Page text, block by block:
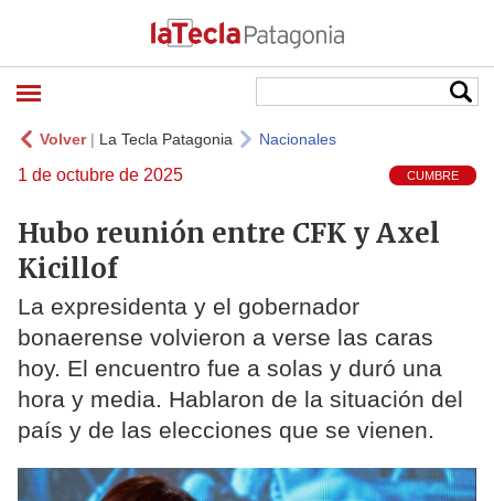
Volver| La Tecla Patagonia Nacionales
1 de octubre de 2025 CUMBRE
Hubo reunión entre CFK y Axel
Kicillof
La expresidenta y el gobernador
bonaerense volvieron a verse las caras
hoy. El encuentro fue a solas y duró una
hora y media. Hablaron de la situación del
país y de las elecciones que se vienen.